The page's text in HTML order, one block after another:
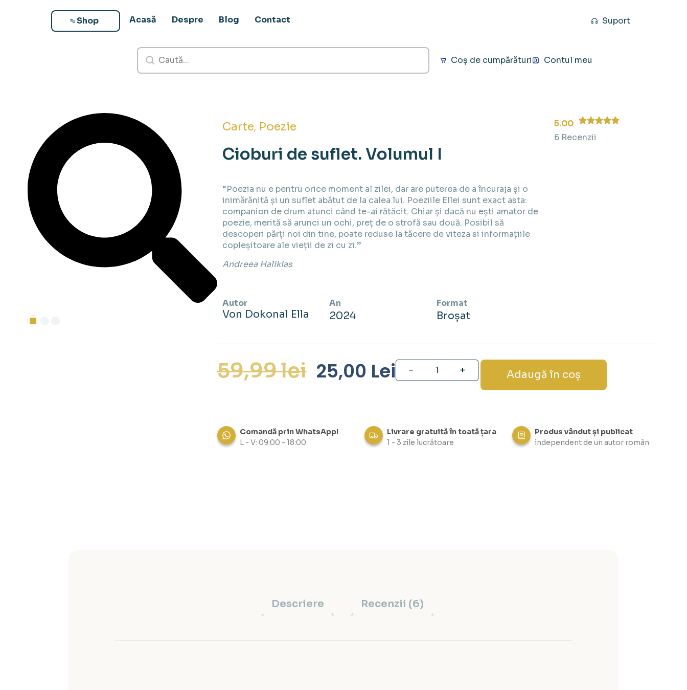
Shop Acasă Despre Blog Contact Suport
Coș de cumpărături Contul meu
Carte, Poezie
Cioburi de suflet. Volumul I
“Poezia nu e pentru orice moment al zilei, dar are puterea de a încuraja și o
inimărănită și un suflet abătut de la calea lui. Poeziile Ellei sunt exact asta:
companion de drum atunci când te-ai rătăcit. Chiar și dacă nu ești amator de
poezie, merită să arunci un ochi, preț de o strofă sau două. Posibil să
descoperi părți noi din tine, poate reduse la tăcere de viteza si informațiile
copleșitoare ale vieții de zi cu zi.”
Andreea Halikias
Autor
Von Dokonal Ella
An
2024
Format
Broșat
5.00
6 Recenzii
59,99lei 25,00 Lei Adaugă în coș
Comandă prin WhatsApp!
L - V: 09:00 - 18:00
Livrare gratuită în toată țara
1 - 3 zile lucrătoare
Produs vândut și publicat
independent de un autor român
Descriere Recenzii (6)